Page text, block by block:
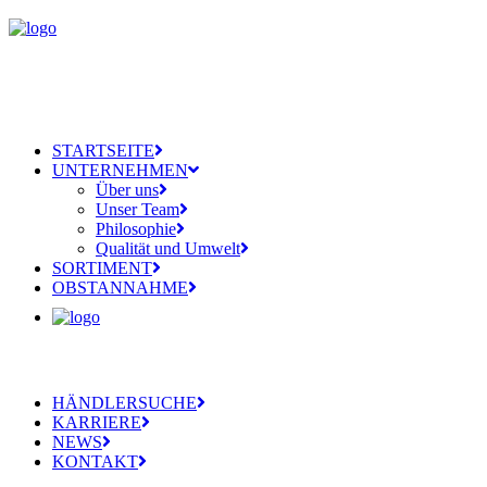
STARTSEITE
UNTERNEHMEN
Über uns
Unser Team
Philosophie
Qualität und Umwelt
SORTIMENT
OBSTANNAHME
HÄNDLERSUCHE
KARRIERE
NEWS
KONTAKT